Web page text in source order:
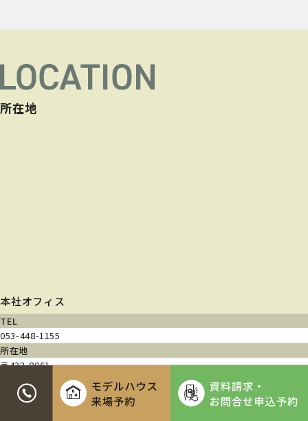
所在地
本社オフィス
TEL
053-448-1155
所在地
〒432-8061
静岡県浜松市中央区入野町740-3
営業時間